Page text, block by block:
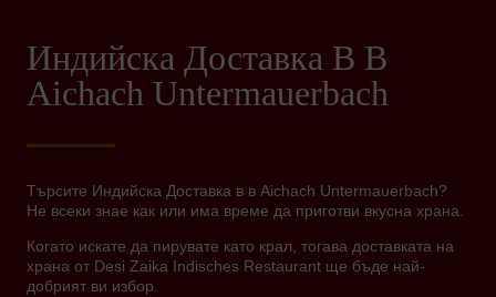
Индийска Доставка В В
Aichach Untermauerbach
Търсите Индийска Доставка в в Aichach Untermauerbach?
Не всеки знае как или има време да приготви вкусна храна.
Когато искате да пирувате като крал, тогава доставката на
храна от Desi Zaika Indisches Restaurant ще бъде най-
добрият ви избор.